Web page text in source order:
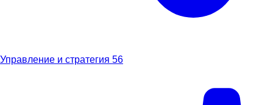
Управление и стратегия 56